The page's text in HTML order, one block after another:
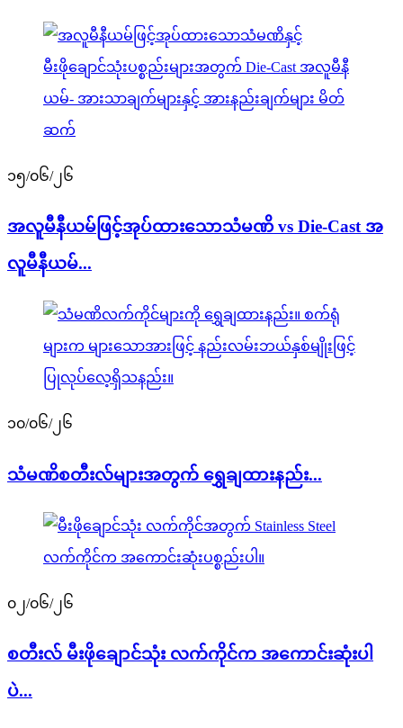
၁၅/၀၆/၂၆
အလူမီနီယမ်ဖြင့်အုပ်ထားသောသံမဏိ vs Die-Cast အ
လူမီနီယမ်...
၁၀/၀၆/၂၆
သံမဏိစတီးလ်များအတွက် ရွှေချထားနည်း...
၀၂/၀၆/၂၆
စတီးလ် မီးဖိုချောင်သုံး လက်ကိုင်က အကောင်းဆုံးပါ
ပဲ...